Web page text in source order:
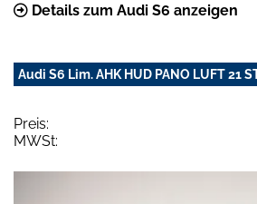
Details zum Audi S6 anzeigen
Audi S6 Lim. AHK HUD PANO LUFT 21
Preis:
MWSt: